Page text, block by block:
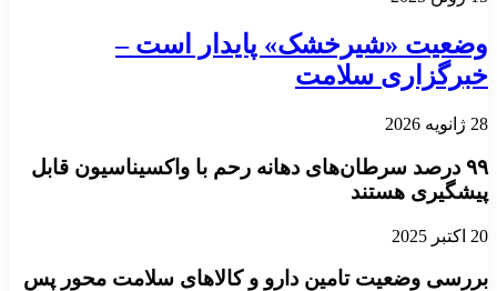
وضعیت «شیرخشک» پایدار است –
خبرگزاری سلامت
28 ژانویه 2026
۹۹ درصد سرطان‌های دهانه رحم با واکسیناسیون قابل
پیشگیری‌ هستند
20 اکتبر 2025
بررسی وضعیت تامین دارو و کالاهای سلامت محور پس